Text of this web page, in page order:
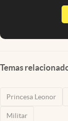
Temas
Princesa Leonor
Militar